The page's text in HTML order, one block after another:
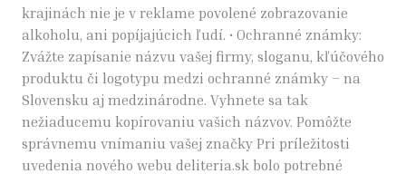
krajinách nie je v reklame povolené zobrazovanie
alkoholu, ani popíjajúcich ľudí. • Ochranné známky:
Zvážte zapísanie názvu vašej firmy, sloganu, kľúčového
produktu či logotypu medzi ochranné známky – na
Slovensku aj medzinárodne. Vyhnete sa tak
nežiaducemu kopírovaniu vašich názvov. Pomôžte
správnemu vnímaniu vašej značky Pri príležitosti
uvedenia nového webu deliteria.sk bolo potrebné